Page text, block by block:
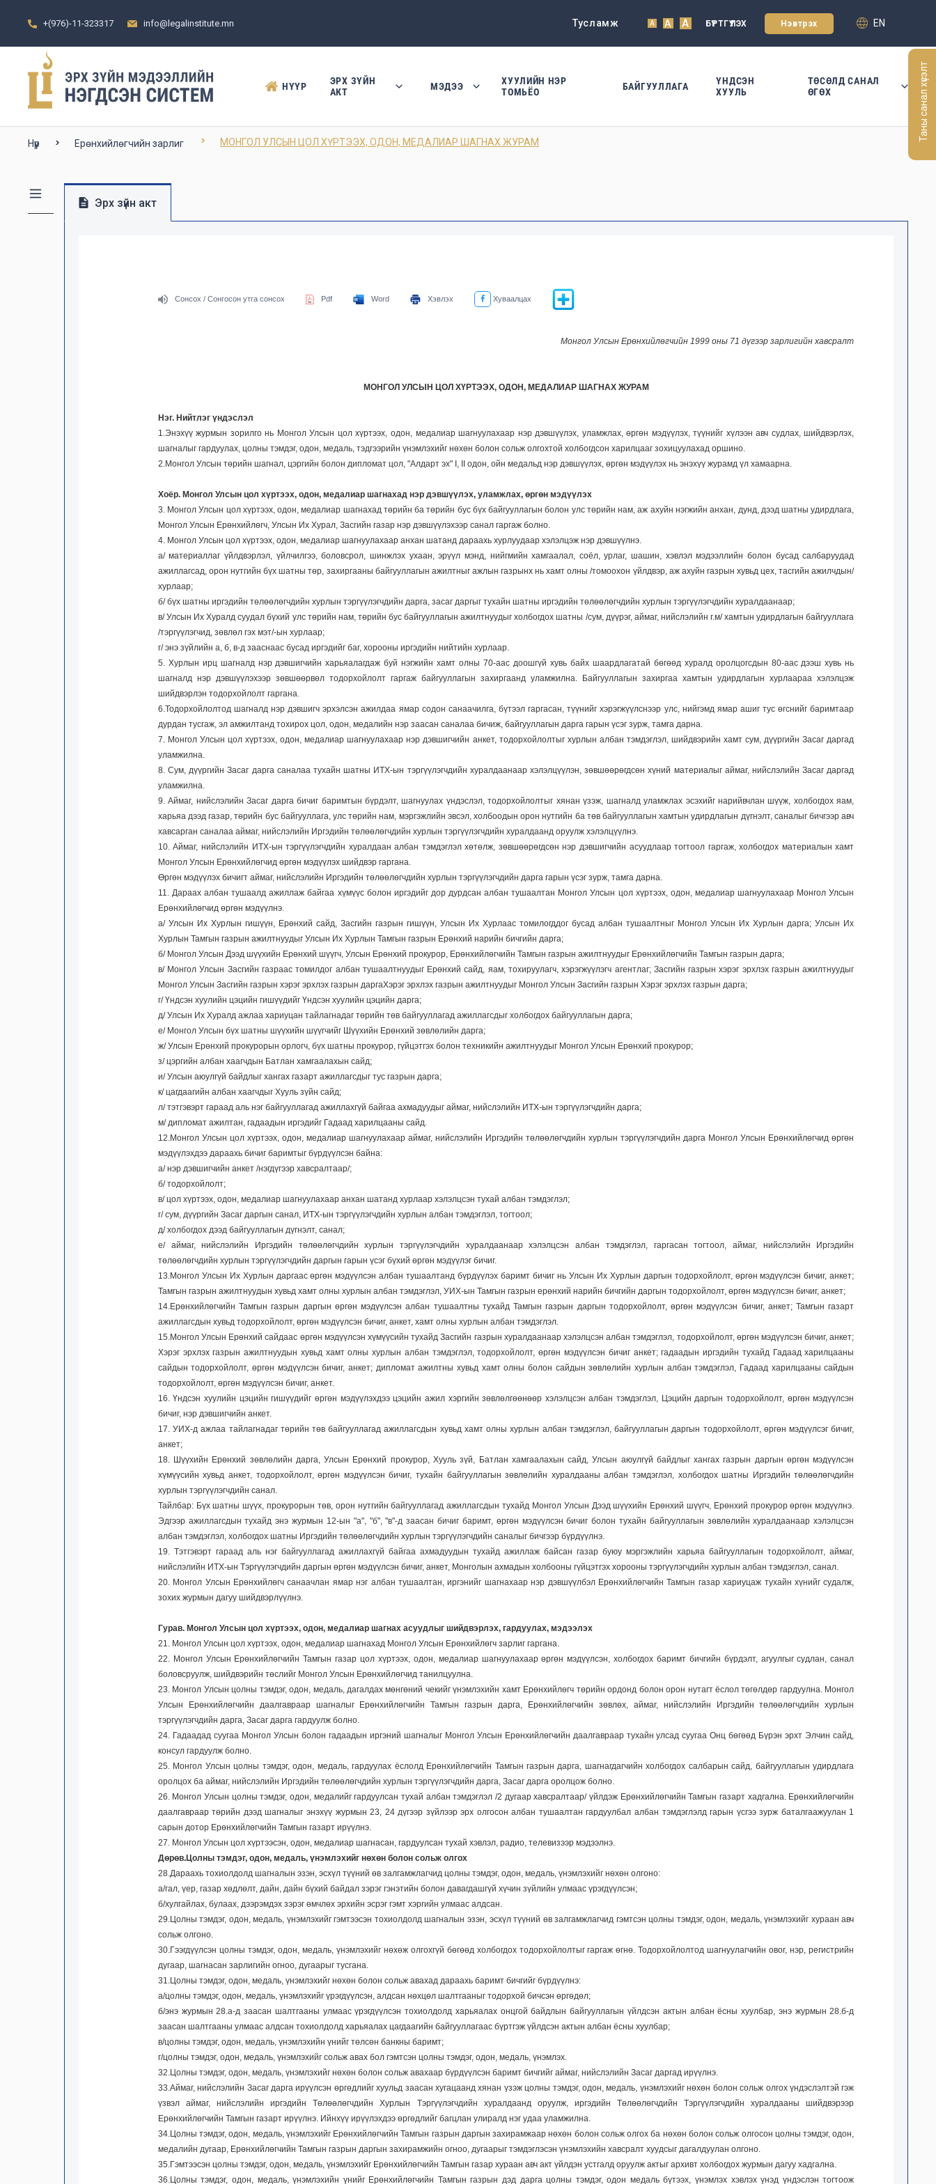
+(976)-11-323317 info@legalinstitute.mn Тусламж A A A БҮРТГҮҮЛЭХ Нэвтрэх EN
НҮҮР
ЭРХ ЗҮЙН
АКТ
МЭДЭЭ
ХУУЛИЙН НЭР
ТОМЬЁО
БАЙГУУЛЛАГА
ҮНДСЭН
ХУУЛЬ
ТӨСӨЛД САНАЛ
ӨГӨХ
Нүүр Ерөнхийлөгчийн зарлиг МОНГОЛ УЛСЫН ЦОЛ ХҮРТЭЭХ, ОДОН, МЕДАЛИАР ШАГНАХ ЖУРАМ
Эрх зүйн акт
Сонсох / Сонгосон утга сонсох Pdf Word Хэвлэх Хуваалцах
Монгол Улсын Ерөнхийлөгчийн 1999 оны 71 дүгээр зарлигийн хавсралт
МОНГОЛ УЛСЫН ЦОЛ ХҮРТЭЭХ, ОДОН, МЕДАЛИАР ШАГНАХ ЖУРАМ
Нэг. Нийтлэг үндэслэл
1.Энэхүү журмын зорилго нь Монгол Улсын цол хүртээх, одон, медалиар шагнуулахаар нэр дэвшүүлэх, уламжлах, өргөн мэдүүлэх, түүнийг хүлээн авч судлах, шийдвэрлэх,
шагналыг гардуулах, цолны тэмдэг, одон, медаль, тэдгээрийн үнэмлэхийг нөхөн болон сольж олгохтой холбогдсон харилцааг зохицуулахад оршино.
2.Монгол Улсын төрийн шагнал, цэргийн болон дипломат цол, "Алдарт эх" I, II одон, ойн медальд нэр дэвшүүлэх, өргөн мэдүүлэх нь энэхүү журамд үл хамаарна.
Хоёр. Монгол Улсын цол хүртээх, одон, медалиар шагнахад нэр дэвшүүлэх, уламжлах, өргөн мэдүүлэх
3. Монгол Улсын цол хүртээх, одон, медалиар шагнахад төрийн ба төрийн бус бүх байгууллагын болон улс төрийн нам, аж ахуйн нэгжийн анхан, дунд, дээд шатны удирдлага,
Монгол Улсын Ерөнхийлөгч, Улсын Их Хурал, Засгийн газар нэр дэвшүүлэхээр санал гаргаж болно.
4. Монгол Улсын цол хүртээх, одон, медалиар шагнуулахаар анхан шатанд дараахь хурлуудаар хэлэлцэж нэр дэвшүүлнэ.
а/ материаллаг үйлдвэрлэл, үйлчилгээ, боловсрол, шинжлэх ухаан, эрүүл мэнд, нийгмийн хамгаалал, соёл, урлаг, шашин, хэвлэл мэдээллийн болон бусад салбаруудад
ажиллагсад, орон нутгийн бүх шатны төр, захиргааны байгууллагын ажилтныг ажлын газрынх нь хамт олны /томоохон үйлдвэр, аж ахуйн газрын хувьд цех, тасгийн ажилчдын/
хурлаар;
б/ бүх шатны иргэдийн төлөөлөгчдийн хурлын тэргүүлэгчдийн дарга, засаг даргыг тухайн шатны иргэдийн төлөөлөгчдийн хурлын тэргүүлэгчдийн хуралдаанаар;
в/ Улсын Их Хуралд суудал бүхий улс төрийн нам, төрийн бус байгууллагын ажилтнуудыг холбогдох шатны /сум, дүүрэг, аймаг, нийслэлийн г.м/ хамтын удирдлагын байгууллага
/тэргүүлэгчид, зөвлөл гэх мэт/-ын хурлаар;
г/ энэ зүйлийн а, б, в-д зааснаас бусад иргэдийг баг, хорооны иргэдийн нийтийн хурлаар.
5. Хурлын ирц шагналд нэр дэвшигчийн харьяалагдаж буй нэгжийн хамт олны 70-аас доошгүй хувь байх шаардлагатай бөгөөд хуралд оролцогсдын 80-аас дээш хувь нь
шагналд нэр дэвшүүлэхээр зөвшөөрвөл тодорхойлолт гаргаж байгууллагын захиргаанд уламжилна. Байгууллагын захиргаа хамтын удирдлагын хурлаараа хэлэлцэж
шийдвэрлэн тодорхойлолт гаргана.
6.Тодорхойлолтод шагналд нэр дэвшигч эрхэлсэн ажилдаа ямар содон санаачилга, бүтээл гаргасан, түүнийг хэрэгжүүлснээр улс, нийгэмд ямар ашиг тус өгснийг баримтаар
дурдан тусгаж, эл амжилтанд тохирох цол, одон, медалийн нэр заасан саналаа бичиж, байгууллагын дарга гарын үсэг зурж, тамга дарна.
7. Монгол Улсын цол хүртээх, одон, медалиар шагнуулахаар нэр дэвшигчийн анкет, тодорхойлолтыг хурлын албан тэмдэглэл, шийдвэрийн хамт сум, дүүргийн Засаг даргад
уламжилна.
8. Сум, дүүргийн Засаг дарга саналаа тухайн шатны ИТХ-ын тэргүүлэгчдийн хуралдаанаар хэлэлцүүлэн, зөвшөөрөгдсөн хүний материалыг аймаг, нийслэлийн Засаг даргад
уламжилна.
9. Аймаг, нийслэлийн Засаг дарга бичиг баримтын бүрдэлт, шагнуулах үндэслэл, тодорхойлолтыг хянан үзэж, шагналд уламжлах эсэхийг нарийвчлан шүүж, холбогдох яам,
харьяа дээд газар, төрийн бус байгууллага, улс төрийн нам, мэргэжлийн эвсэл, холбоодын орон нутгийн ба төв байгууллагын хамтын удирдлагын дүгнэлт, саналыг бичгээр авч
хавсарган саналаа аймаг, нийслэлийн Иргэдийн төлөөлөгчдийн хурлын тэргүүлэгчдийн хуралдаанд оруулж хэлэлцүүлнэ.
10. Аймаг, нийслэлийн ИТХ-ын тэргүүлэгчдийн хуралдаан албан тэмдэглэл хөтөлж, зөвшөөрөгдсөн нэр дэвшигчийн асуудлаар тогтоол гаргаж, холбогдох материалын хамт
Монгол Улсын Ерөнхийлөгчид өргөн мэдүүлэх шийдвэр гаргана.
Өргөн мэдүүлэх бичигт аймаг, нийслэлийн Иргэдийн төлөөлөгчдийн хурлын тэргүүлэгчдийн дарга гарын үсэг зурж, тамга дарна.
11. Дараах албан тушаалд ажиллаж байгаа хүмүүс болон иргэдийг дор дурдсан албан тушаалтан Монгол Улсын цол хүртээх, одон, медалиар шагнуулахаар Монгол Улсын
Ерөнхийлөгчид өргөн мэдүүлнэ.
а/ Улсын Их Хурлын гишүүн, Ерөнхий сайд, Засгийн газрын гишүүн, Улсын Их Хурлаас томилогддог бусад албан тушаалтныг Монгол Улсын Их Хурлын дарга; Улсын Их
Хурлын Тамгын газрын ажилтнуудыг Улсын Их Хурлын Тамгын газрын Ерөнхий нарийн бичгийн дарга;
б/ Монгол Улсын Дээд шүүхийн Ерөнхий шүүгч, Улсын Ерөнхий прокурор, Ерөнхийлөгчийн Тамгын газрын ажилтнуудыг Ерөнхийлөгчийн Тамгын газрын дарга;
в/ Монгол Улсын Засгийн газраас томилдог албан тушаалтнуудыг Ерөнхий сайд, яам, тохируулагч, хэрэгжүүлэгч агентлаг; Засгийн газрын хэрэг эрхлэх газрын ажилтнуудыг
Монгол Улсын Засгийн газрын хэрэг эрхлэх газрын даргаХэрэг эрхлэх газрын ажилтнуудыг Монгол Улсын Засгийн газрын Хэрэг эрхлэх газрын дарга;
г/ Үндсэн хуулийн цэцийн гишүүдийг Үндсэн хуулийн цэцийн дарга;
д/ Улсын Их Хуралд ажлаа хариуцан тайлагнадаг төрийн төв байгууллагад ажиллагсдыг холбогдох байгууллагын дарга;
е/ Монгол Улсын бүх шатны шүүхийн шүүгчийг Шүүхийн Ерөнхий зөвлөлийн дарга;
ж/ Улсын Ерөнхий прокурорын орлогч, бүх шатны прокурор, гүйцэтгэх болон техникийн ажилтнуудыг Монгол Улсын Ерөнхий прокурор;
з/ цэргийн албан хаагчдын Батлан хамгаалахын сайд;
и/ Улсын аюулгүй байдлыг хангах газарт ажиллагсдыг тус газрын дарга;
к/ цагдаагийн албан хаагчдыг Хууль зүйн сайд;
л/ тэтгэвэрт гараад аль нэг байгууллагад ажиллахгүй байгаа ахмадуудыг аймаг, нийслэлийн ИТХ-ын тэргүүлэгчдийн дарга;
м/ дипломат ажилтан, гадаадын иргэдийг Гадаад харилцааны сайд.
12.Монгол Улсын цол хүртээх, одон, медалиар шагнуулахаар аймаг, нийслэлийн Иргэдийн төлөөлөгчдийн хурлын тэргүүлэгчдийн дарга Монгол Улсын Ерөнхийлөгчид өргөн
мэдүүлэхдээ дараахь бичиг баримтыг бүрдүүлсэн байна:
а/ нэр дэвшигчийн анкет /нэгдүгээр хавсралтаар/;
б/ тодорхойлолт;
в/ цол хүртээх, одон, медалиар шагнуулахаар анхан шатанд хурлаар хэлэлцсэн тухай албан тэмдэглэл;
г/ сум, дүүргийн Засаг даргын санал, ИТХ-ын тэргүүлэгчдийн хурлын албан тэмдэглэл, тогтоол;
д/ холбогдох дээд байгууллагын дүгнэлт, санал;
е/ аймаг, нийслэлийн Иргэдийн төлөөлөгчдийн хурлын тэргүүлэгчдийн хуралдаанаар хэлэлцсэн албан тэмдэглэл, гаргасан тогтоол, аймаг, нийслэлийн Иргэдийн
төлөөлөгчдийн хурлын тэргүүлэгчдийн даргын гарын үсэг бүхий өргөн мэдүүлэг бичиг.
13.Монгол Улсын Их Хурлын даргаас өргөн мэдүүлсэн албан тушаалтанд бүрдүүлэх баримт бичиг нь Улсын Их Хурлын даргын тодорхойлолт, өргөн мэдүүлсэн бичиг, анкет;
Тамгын газрын ажилтнуудын хувьд хамт олны хурлын албан тэмдэглэл, УИХ-ын Тамгын газрын ерөнхий нарийн бичгийн даргын тодорхойлолт, өргөн мэдүүлсэн бичиг, анкет;
14.Ерөнхийлөгчийн Тамгын газрын даргын өргөн мэдүүлсэн албан тушаалтны тухайд Тамгын газрын даргын тодорхойлолт, өргөн мэдүүлсэн бичиг, анкет; Тамгын газарт
ажиллагсдын хувьд тодорхойлолт, өргөн мэдүүлсэн бичиг, анкет, хамт олны хурлын албан тэмдэглэл.
15.Монгол Улсын Ерөнхий сайдаас өргөн мэдүүлсэн хүмүүсийн тухайд Засгийн газрын хуралдаанаар хэлэлцсэн албан тэмдэглэл, тодорхойлолт, өргөн мэдүүлсэн бичиг, анкет;
Хэрэг эрхлэх газрын ажилтнуудын хувьд хамт олны хурлын албан тэмдэглэл, тодорхойлолт, өргөн мэдүүлсэн бичиг анкет; гадаадын иргэдийн тухайд Гадаад харилцааны
сайдын тодорхойлолт, өргөн мэдүүлсэн бичиг, анкет; дипломат ажилтны хувьд хамт олны болон сайдын зөвлөлийн хурлын албан тэмдэглэл, Гадаад харилцааны сайдын
тодорхойлолт, өргөн мэдүүлсэн бичиг, анкет.
16. Үндсэн хуулийн цэцийн гишүүдийг өргөн мэдүүлэхдээ цэцийн ажил хэргийн зөвлөлгөөнөөр хэлэлцсэн албан тэмдэглэл, Цэцийн даргын тодорхойлолт, өргөн мэдүүлсэн
бичиг, нэр дэвшигчийн анкет.
17. УИХ-д ажлаа тайлагнадаг төрийн төв байгууллагад ажиллагсдын хувьд хамт олны хурлын албан тэмдэглэл, байгууллагын даргын тодорхойлолт, өргөн мэдүүлсэг бичиг,
анкет;
18. Шүүхийн Ерөнхий зөвлөлийн дарга, Улсын Ерөнхий прокурор, Хууль зүй, Батлан хамгаалахын сайд, Улсын аюулгүй байдлыг хангах газрын даргын өргөн мэдүүлсэн
хүмүүсийн хувьд анкет, тодорхойлолт, өргөн мэдүүлсэн бичиг, тухайн байгууллагын зөвлөлийн хуралдааны албан тэмдэглэл, холбогдох шатны Иргэдийн төлөөлөгчдийн
хурлын тэргүүлэгчдийн санал.
Тайлбар: Бүх шатны шүүх, прокурорын төв, орон нутгийн байгууллагад ажиллагсдын тухайд Монгол Улсын Дээд шүүхийн Ерөнхий шүүгч, Ерөнхий прокурор өргөн мэдүүлнэ.
Эдгээр ажиллагсдын тухайд энэ журмын 12-ын "а", "б", "в"-д заасан бичиг баримт, өргөн мэдүүлсэн бичиг болон тухайн байгууллагын зөвлөлийн хуралдаанаар хэлэлцсэн
албан тэмдэглэл, холбогдох шатны Иргэдийн төлөөлөгчдийн хурлын тэргүүлэгчдийн саналыг бичгээр бүрдүүлнэ.
19. Тэтгэвэрт гараад аль нэг байгууллагад ажиллахгүй байгаа ахмадуудын тухайд ажиллаж байсан газар буюу мэргэжлийн харьяа байгууллагын тодорхойлолт, аймаг,
нийслэлийн ИТХ-ын Тэргүүлэгчдийн даргын өргөн мэдүүлсэн бичиг, анкет, Монголын ахмадын холбооны гүйцэтгэх хорооны тэргүүлэгчдийн хурлын албан тэмдэглэл, санал.
20. Монгол Улсын Ерөнхийлөгч санаачлан ямар нэг албан тушаалтан, иргэнийг шагнахаар нэр дэвшүүлбэл Ерөнхийлөгчийн Тамгын газар хариуцаж тухайн хүнийг судалж,
зохих журмын дагуу шийдвэрлүүлнэ.
Гурав. Монгол Улсын цол хүртээх, одон, медалиар шагнах асуудлыг шийдвэрлэх, гардуулах, мэдээлэх
21. Монгол Улсын цол хүртээх, одон, медалиар шагнахад Монгол Улсын Ерөнхийлөгч зарлиг гаргана.
22. Монгол Улсын Ерөнхийлөгчийн Тамгын газар цол хүртээх, одон, медалиар шагнуулахаар өргөн мэдүүлсэн, холбогдох баримт бичгийн бүрдэлт, агуулгыг судлан, санал
боловсруулж, шийдвэрийн төслийг Монгол Улсын Ерөнхийлөгчид танилцуулна.
23. Монгол Улсын цолны тэмдэг, одон, медаль, дагалдах мөнгөний чекийг үнэмлэхийн хамт Ерөнхийлөгч төрийн ордонд болон орон нутагт ёслол төгөлдөр гардуулна. Монгол
Улсын Ерөнхийлөгчийн даалгавраар шагналыг Ерөнхийлөгчийн Тамгын газрын дарга, Ерөнхийлөгчийн зөвлөх, аймаг, нийслэлийн Иргэдийн төлөөлөгчдийн хурлын
тэргүүлэгчдийн дарга, Засаг дарга гардуулж болно.
24. Гадаадад суугаа Монгол Улсын болон гадаадын иргэний шагналыг Монгол Улсын Ерөнхийлөгчийн даалгавраар тухайн улсад суугаа Онц бөгөөд Бүрэн эрхт Элчин сайд,
консул гардуулж болно.
25. Монгол Улсын цолны тэмдэг, одон, медаль, гардуулах ёслолд Ерөнхийлөгчийн Тамгын газрын дарга, шагнагдагчийн холбогдох салбарын сайд, байгууллагын удирдлага
оролцох ба аймаг, нийслэлийн Иргэдийн төлөөлөгчдийн хурлын тэргүүлэгчдийн дарга, Засаг дарга оролцож болно.
26. Монгол Улсын цолны тэмдэг, одон, медалийг гардуулсан тухай албан тэмдэглэл /2 дугаар хавсралтаар/ үйлдэж Ерөнхийлөгчийн Тамгын газарт хадгална. Ерөнхийлөгчийн
даалгавраар төрийн дээд шагналыг энэхүү журмын 23, 24 дүгээр зүйлээр эрх олгосон албан тушаалтан гардуулбал албан тэмдэглэлд гарын үсгээ зурж баталгаажуулан 1
сарын дотор Ерөнхийлөгчийн Тамгын газарт ирүүлнэ.
27. Монгол Улсын цол хүртээсэн, одон, медалиар шагнасан, гардуулсан тухай хэвлэл, радио, телевизээр мэдээлнэ.
Дөрөв.Цолны тэмдэг, одон, медаль, үнэмлэхийг нөхөн болон сольж олгох
28.Дараахь тохиолдолд шагналын эзэн, эсхүл түүний өв залгамжлагчид цолны тэмдэг, одон, медаль, үнэмлэхийг нөхөн олгоно:
а/гал, үер, газар хөдлөлт, дайн, дайн бүхий байдал зэрэг гэнэтийн болон давагдашгүй хүчин зүйлийн улмаас үрэгдүүлсэн;
б/хулгайлах, булаах, дээрэмдэх зэрэг өмчлөх эрхийн эсрэг гэмт хэргийн улмаас алдсан.
29.Цолны тэмдэг, одон, медаль, үнэмлэхийг гэмтээсэн тохиолдолд шагналын эзэн, эсхүл түүний өв залгамжлагчид гэмтсэн цолны тэмдэг, одон, медаль, үнэмлэхийг хураан авч
сольж олгоно.
30.Гээгдүүлсэн цолны тэмдэг, одон, медаль, үнэмлэхийг нөхөж олгохгүй бөгөөд холбогдох тодорхойлолтыг гаргаж өгнө. Тодорхойлолтод шагнуулагчийн овог, нэр, регистрийн
дугаар, шагнасан зарлигийн огноо, дугаарыг тусгана.
31.Цолны тэмдэг, одон, медаль, үнэмлэхийг нөхөн болон сольж авахад дараахь баримт бичгийг бүрдүүлнэ:
а/цолны тэмдэг, одон, медаль, үнэмлэхийг үрэгдүүлсэн, алдсан нөхцөл шалтгааныг тодорхой бичсэн өргөдөл;
б/энэ журмын 28.а-д заасан шалтгааны улмаас үрэгдүүлсэн тохиолдолд харьяалах онцгой байдлын байгууллагын үйлдсэн актын албан ёсны хуулбар, энэ журмын 28.б-д
заасан шалтгааны улмаас алдсан тохиолдолд харьяалах цагдаагийн байгууллагаас бүртгэж үйлдсэн актын албан ёсны хуулбар;
в/цолны тэмдэг, одон, медаль, үнэмлэхийн үнийг төлсөн банкны баримт;
г/цолны тэмдэг, одон, медаль, үнэмлэхийг сольж авах бол гэмтсэн цолны тэмдэг, одон, медаль, үнэмлэх.
32.Цолны тэмдэг, одон, медаль, үнэмлэхийг нөхөн болон сольж авахаар бүрдүүлсэн баримт бичгийг аймаг, нийслэлийн Засаг даргад ирүүлнэ.
33.Аймаг, нийслэлийн Засаг дарга ирүүлсэн өргөдлийг хуульд заасан хугацаанд хянан үзэж цолны тэмдэг, одон, медаль, үнэмлэхийг нөхөн болон сольж олгох үндэслэлтэй гэж
үзвэл аймаг, нийслэлийн иргэдийн Төлөөлөгчдийн Хурлын Тэргүүлэгчдийн хуралдаанд оруулж, иргэдийн Төлөөлөгчдийн Тэргүүлэгчдийн хуралдааны шийдвэрээр
Ерөнхийлөгчийн Тамгын газарт ирүүлнэ. Ийнхүү ирүүлэхдээ өргөдлийг багцлан улиралд нэг удаа уламжилна.
34.Цолны тэмдэг, одон, медаль, үнэмлэхийг Ерөнхийлөгчийн Тамгын газрын даргын захирамжаар нөхөн болон сольж олгох ба нөхөн болон сольж олгосон цолны тэмдэг, одон,
медалийн дугаар, Ерөнхийлөгчийн Тамгын газрын даргын захирамжийн огноо, дугаарыг тэмдэглэсэн үнэмлэхийн хавсралт хуудсыг дагалдуулан олгоно.
35.Гэмтээсэн цолны тэмдэг, одон, медаль, үнэмлэхийг Ерөнхийлөгчийн Тамгын газар хураан авч акт үйлдэн устгалд оруулж актыг архивт холбогдох журмын дагуу хадгална.
36.Цолны тэмдэг, одон, медаль, үнэмлэхийн үнийг Ерөнхийлөгчийн Тамгын газрын дэд дарга цолны тэмдэг, одон медаль бүтээх, үнэмлэх хэвлэх үнэд үндэслэн тогтоож
Таны санал хүсэлт